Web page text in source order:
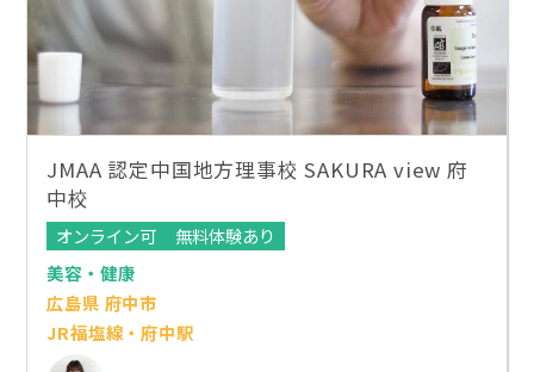
JMAA 認定中国地方理事校 SAKURA view 府
中校
オンライン可
無料体験あり
美容・健康
広島県 府中市
JR福塩線・府中駅